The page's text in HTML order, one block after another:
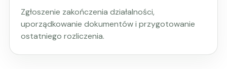
Zgłoszenie zakończenia działalności,
uporządkowanie dokumentów i przygotowanie
ostatniego rozliczenia.